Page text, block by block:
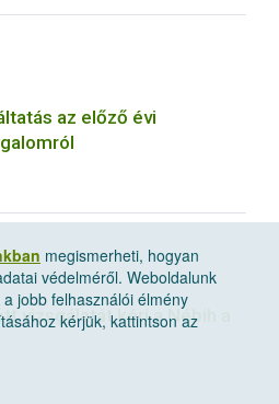
az előző évi
vizsgálatát kéri a Nébih a
megismerheti, hogyan
védelméről. Weboldalunk
jobb felhasználói élmény
kérjük, kattintson az